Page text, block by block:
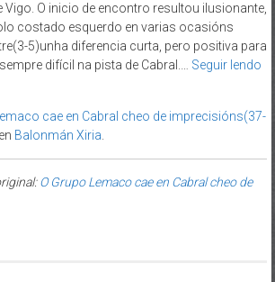
Vigo. O inicio de encontro resultou ilusionante,
costado esquerdo en varias ocasións
5)unha diferencia curta, pero positiva para
difícil na pista de Cabral.… Seguir lendo
cae en Cabral cheo de imprecisións(37-
Balonmán Xiria.
O Grupo Lemaco cae en Cabral cheo de